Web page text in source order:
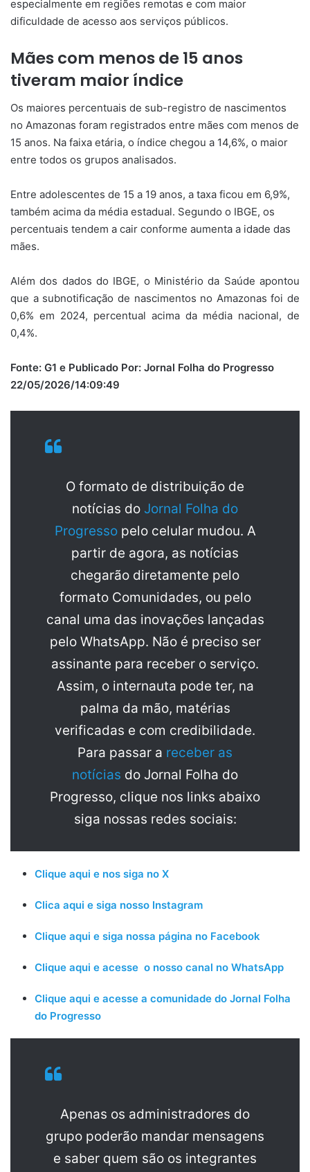
especialmente em regiões remotas e com maior
dificuldade de acesso aos serviços públicos.
Mães com menos de 15 anos
tiveram maior índice
Os maiores percentuais de sub-registro de nascimentos
no Amazonas foram registrados entre mães com menos de
15 anos. Na faixa etária, o índice chegou a 14,6%, o maior
entre todos os grupos analisados.
Entre adolescentes de 15 a 19 anos, a taxa ficou em 6,9%,
também acima da média estadual. Segundo o IBGE, os
percentuais tendem a cair conforme aumenta a idade das
mães.
Além dos dados do IBGE, o Ministério da Saúde apontou
que a subnotificação de nascimentos no Amazonas foi de
0,6% em 2024, percentual acima da média nacional, de
0,4%.
Fonte: G1 e Publicado Por: Jornal Folha do Progresso
22/05/2026/14:09:49
O formato de distribuição de
notícias do Jornal Folha do
Progresso pelo celular mudou. A
partir de agora, as notícias
chegarão diretamente pelo
formato Comunidades, ou pelo
canal uma das inovações lançadas
pelo WhatsApp. Não é preciso ser
assinante para receber o serviço.
Assim, o internauta pode ter, na
palma da mão, matérias
verificadas e com credibilidade.
Para passar a receber as
notícias do Jornal Folha do
Progresso, clique nos links abaixo
siga nossas redes sociais:
Clique aqui e nos siga no X
Clica aqui e siga nosso Instagram
Clique aqui e siga nossa página no Facebook
Clique aqui e acesse o nosso canal no WhatsApp
Clique aqui e acesse a comunidade do Jornal Folha
do Progresso
Apenas os administradores do
grupo poderão mandar mensagens
e saber quem são os integrantes